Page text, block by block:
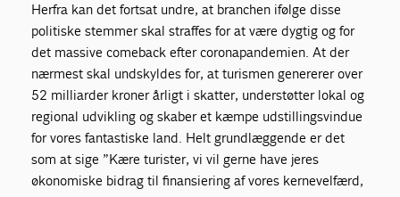
Herfra kan det fortsat undre, at branchen ifølge disse
politiske stemmer skal straffes for at være dygtig og for
det massive comeback efter coronapandemien. At der
nærmest skal undskyldes for, at turismen genererer over
52 milliarder kroner årligt i skatter, understøtter lokal og
regional udvikling og skaber et kæmpe udstillingsvindue
for vores fantastiske land. Helt grundlæggende er det
som at sige ”Kære turister, vi vil gerne have jeres
økonomiske bidrag til finansiering af vores kernevelfærd,